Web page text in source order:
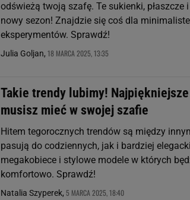
odświeżą twoją szafę. Te sukienki,
nowy sezon! Znajdzie się coś dla
eksperymentów. Sprawdź!
Julia Goljan, 18 MARCA 2025, 13:35
Takie trendy lubimy!
musisz mieć w swojej szafie
Hitem tegorocznych trendów są między
pasują do codziennych, jak i bardziej
megakobiece i stylowe modele w których
komfortowo. Sprawdź!
Natalia Szyperek, 5 MARCA 2025, 18:40